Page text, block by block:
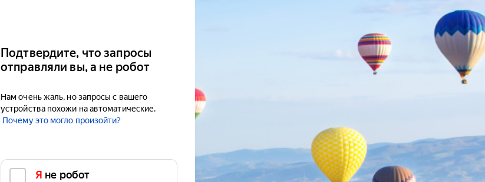
Подтвердите, что запросы
отправляли вы, а не робот
Нам очень жаль, но запросы с вашего
устройства похожи на автоматические.
Почему это могло произойти?
Я не робот